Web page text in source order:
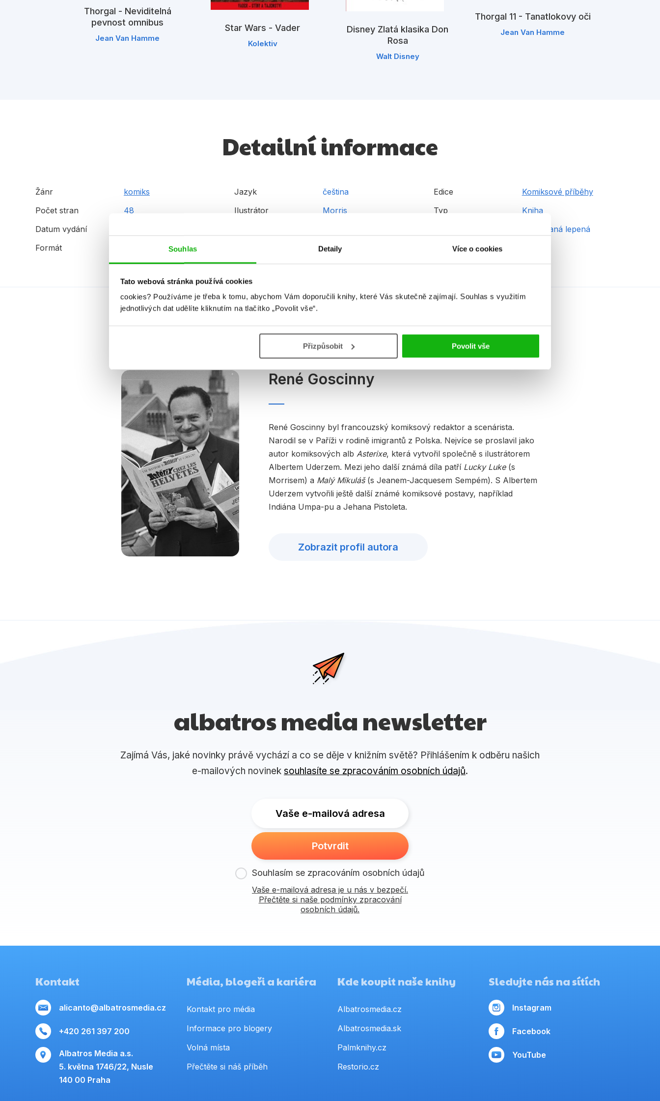
Souhlas Detaily Více o cookies
Tato webová stránka používá cookies
cookies? Používáme je třeba k tomu, abychom Vám doporučili knihy, které Vás skutečně zajímají. Souhlas s využitím
jednotlivých dat udělíte kliknutím na tlačítko „Povolit vše“.
Přizpůsobit Povolit vše
Thorgal - Neviditelná
pevnost omnibus
Jean Van Hamme
Star Wars - Vader
Kolektiv
Disney Zlatá klasika Don
Rosa
Walt Disney
Thorgal 11 - Tanatlokovy oči
Jean Van Hamme
Detailní informace
Žánr
komiks
Počet stran
48
Datum vydání
Formát
215x287 mm
Jazyk
čeština
Ilustrátor
Morris
8
Edice
Komiksové příběhy
Typ
Kniha
brožovaná lepená
Autor knihy
René Goscinny
René Goscinny byl francouzský komiksový redaktor a scenárista.
Narodil se v Paříži v rodině imigrantů z Polska. Nejvíce se proslavil jako
autor komiksových alb Asterixe, která vytvořil společně s ilustrátorem
Albertem Uderzem. Mezi jeho další známá díla patří Lucky Luke(s
Morrisem) a Malý Mikuláš(s Jeanem-Jacquesem Sempém). S Albertem
Uderzem vytvořili ještě další známé komiksové postavy, například
Indiána Umpa-pu a Jehana Pistoleta.
Zobrazit profil autora
albatros media newsletter
Zajímá Vás, jaké novinky právě vychází a co se děje v knižním světě? Přihlášením k odběru našich
e-mailových novinek souhlasíte se zpracováním osobních údajů.
Vaše e-mailová adresa
Potvrdit
Souhlasím se zpracováním osobních údajů
Vaše e-mailová adresa je u nás v bezpečí.
Přečtěte si naše podmínky zpracování
osobních údajů.
Kontakt
alicanto@albatrosmedia.cz
+420 261 397 200
Albatros Media a.s.
5. května 1746/22, Nusle
140 00 Praha
Média, blogeři a kariéra
Kontakt pro média
Informace pro blogery
Volná místa
Přečtěte si náš příběh
Kde koupit naše knihy
Albatrosmedia.cz
Albatrosmedia.sk
Palmknihy.cz
Restorio.cz
Sledujte nás na sítích
Instagram
Facebook
YouTube